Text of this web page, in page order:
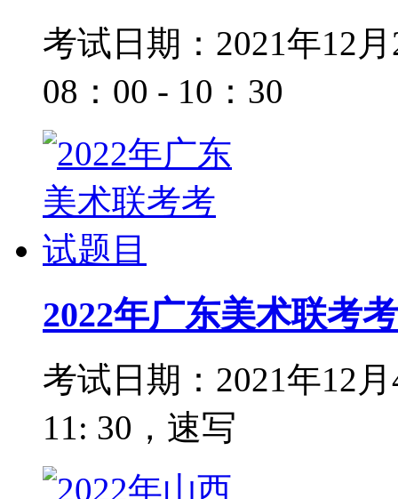
考试日期：2021年
08：00 - 10：30
2022年广东美术联考
考试日期：2021年
11: 30，速写